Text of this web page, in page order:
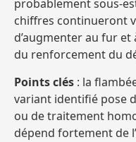
probablement
chiffres continueront
d’augmenter au fur
du renforcement du
Points clés : la
variant identifié pose
ou de traitement
dépend fortement de